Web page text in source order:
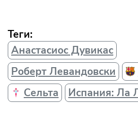
Теги:
Анастасиос Дувикас
Роберт Левандовски
Сельта
Испания: Ла